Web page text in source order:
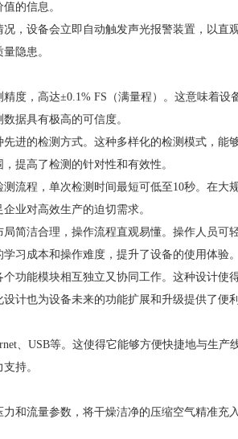
的信息。
，设备会立即自动触发声光报警装置，以直
隐患。
度，高达±0.1% FS（满量程）。这意味着设
据具有极高的可信度。
进的检测方式。这种多样化的检测模式，能
提高了检测的针对性和有效性。
流程，单次检测时间最短可低至10秒。在大
业对高效生产的迫切需求。
简洁合理，操作流程直观易懂。操作人员可
习成本和操作难度，提升了设备的使用体验。
功能模块相互独立又协同工作。这种设计使
计也为设备未来的功能扩展和升级提供了便
、USB等。这使得它能够方便快捷地与生
持。
和流量参数，将干燥洁净的压缩空气精准充